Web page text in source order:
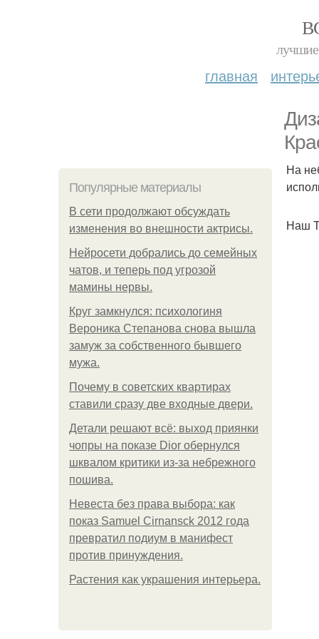
лучшие
главная
Популярные материалы
В сети продолжают обсуждать
изменения во внешности актрисы.
Нейросети добрались до семейных
чатов, и теперь под угрозой
мамины нервы.
Круг замкнулся: психологиня
Вероника Степанова снова вышла
замуж за собственного бывшего
мужа.
Почему в советских квартирах
ставили сразу две входные двери.
Детали решают всё: выход приянки
чопры на показе Dior обернулся
шквалом критики из-за небрежного
пошива.
Невеста без права выбора: как
показ Samuel Cirnansck 2012 года
превратил подиум в манифест
против принуждения.
Растения как украшения интерьера.
На
Наш